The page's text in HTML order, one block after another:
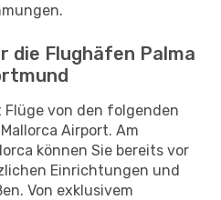
die Flughäfen Palma
Flüge von den folgenden
Airport. Am
können Sie bereits vor
Einrichtungen und
Von exklusivem